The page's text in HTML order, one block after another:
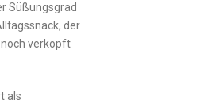
Süßungsgrad
der
verkopft
als